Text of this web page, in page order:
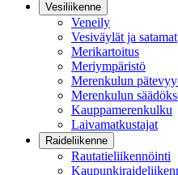
Vesiliikenne
Veneily
Vesiväylät ja satamat
Merikartoitus
Meriympäristö
Merenkulun
Merenkulun
Kauppamerenkulku
Laivamatkustajat
Raideliikenne
Rautatieliikennöinti